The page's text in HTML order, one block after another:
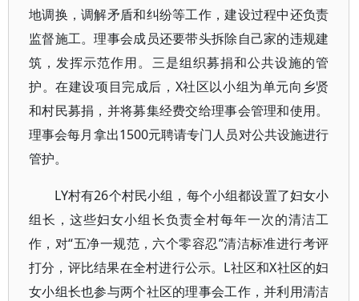
地调换，调解矛盾和纠纷等工作，建设过程中还负责
监督施工。理事会成员还要带头拆除自己家的违规建
筑，发挥示范作用。三是组织募捐和公共设施的管
护。在建设项目完成后，X社区以小组为单元向乡贤
和村民募捐，并将募集经费交给理事会管理和使用。
理事会每月拿出1500元聘请专门人员对公共设施进行
管护。
LY村有26个村民小组，每个小组都设置了妇女小
组长，这些妇女小组长负责全村每年一次的清洁工
作，对“五净一规范，六个零容忍”清洁标准进行考评
打分，评比结果在全村进行公示。L社区和X社区的妇
女小组长也参与两个社区的理事会工作，并利用清洁